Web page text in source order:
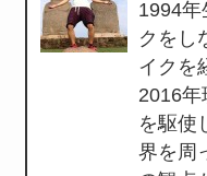
1994年
クをし
イクを
2016
を駆使
界を周